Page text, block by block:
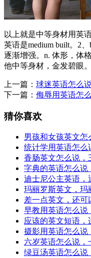
以上就是中等身材用英
英语是medium built。2
逐渐增强。n. 体形，体
他中等身材，金发碧眼。
上一篇： 球迷英语怎么
下一篇： 侮辱用英语怎
猜你喜欢
男孩和女孩英文怎
统计学用英语怎么
香肠英文怎么说，
字典的英语怎么说
迪士尼公主英语，
玛丽罗斯英文，玛
差一点英文，还可
早教用英语怎么说
应该的英文短语
摄影用英语怎么说
六岁英语怎么说
绿豆汤英语怎么说